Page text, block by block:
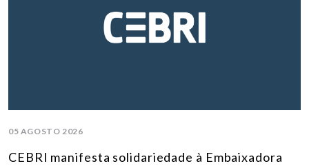
05 AGOSTO 2026
CEBRI manifesta solidariedade à Embaixadora